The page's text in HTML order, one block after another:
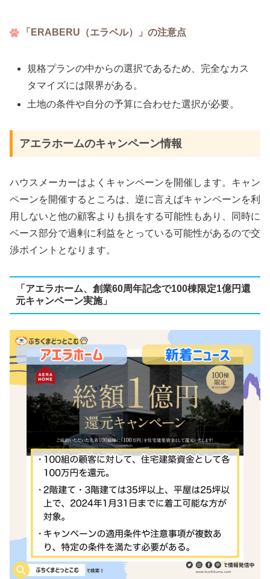
「ERABERU（エラベル）」の注意点
規格プランの中からの選択であるため、完全なカス
タマイズには限界がある。
土地の条件や自分の予算に合わせた選択が必要。
アエラホームのキャンペーン情報
ハウスメーカーはよくキャンペーンを開催します。キャン
ペーンを開催するところは、逆に言えばキャンペーンを利
用しないと他の顧客よりも損をする可能性もあり、同時に
ベース部分で過剰に利益をとっている可能性があるので交
渉ポイントとなります。
「アエラホーム、創業60周年記念で100棟限定1億円還
元キャンペーン実施」